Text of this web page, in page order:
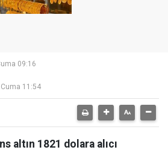
09:16
11:54
altın 1821 dolara alıcı